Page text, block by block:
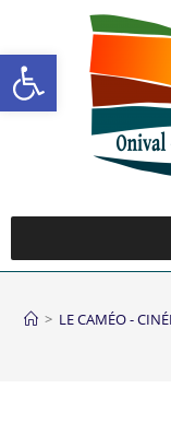
Ouvrir la
> LE CAMÉO -